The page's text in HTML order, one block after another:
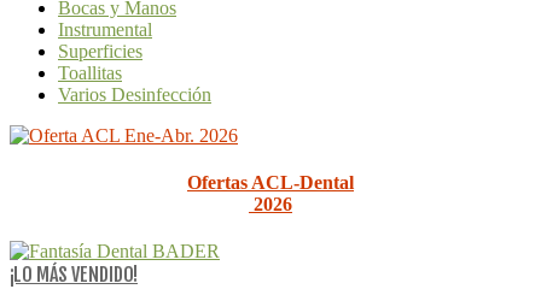
Bocas y Manos
Instrumental
Superficies
Toallitas
Varios Desinfección
Ofertas ACL-Dental
2026
¡LO MÁS VENDIDO!